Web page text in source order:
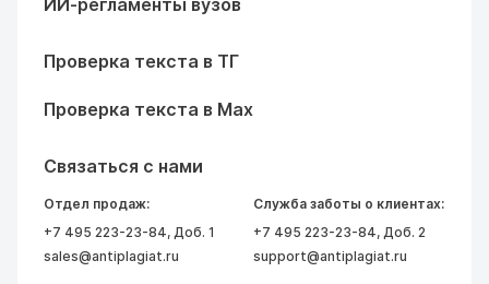
ИИ-регламенты вузов
Проверка текста в ТГ
Проверка текста в Max
Связаться с нами
Отдел продаж:
+7 495 223-23-84, Доб. 1
sales@antiplagiat.ru
Служба заботы о клиентах:
+7 495 223-23-84, Доб. 2
support@antiplagiat.ru